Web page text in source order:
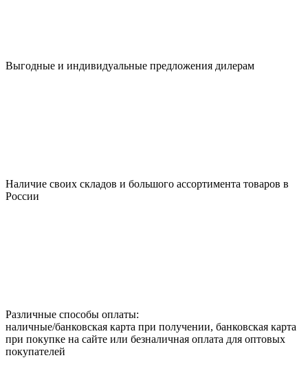
Выгодные и индивидуальные предложения дилерам
Наличие своих складов и большого ассортимента товаров в
России
Различные способы оплаты:
наличные/банковская карта при получении, банковская карта
при покупке на сайте или безналичная оплата для оптовых
покупателей